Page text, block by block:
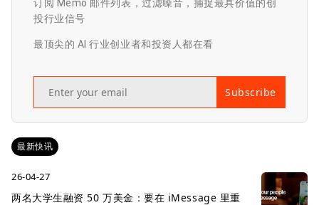
订阅 Memo 邮件列表，过滤噪音，捕捉最具价值的创
投行业信号
最顶尖的 AI 行业创业者和投资人都在看
Subscribe
最新快讯
26-04-27
两名大学生融资 50 万美金：要在 iMessage 里重